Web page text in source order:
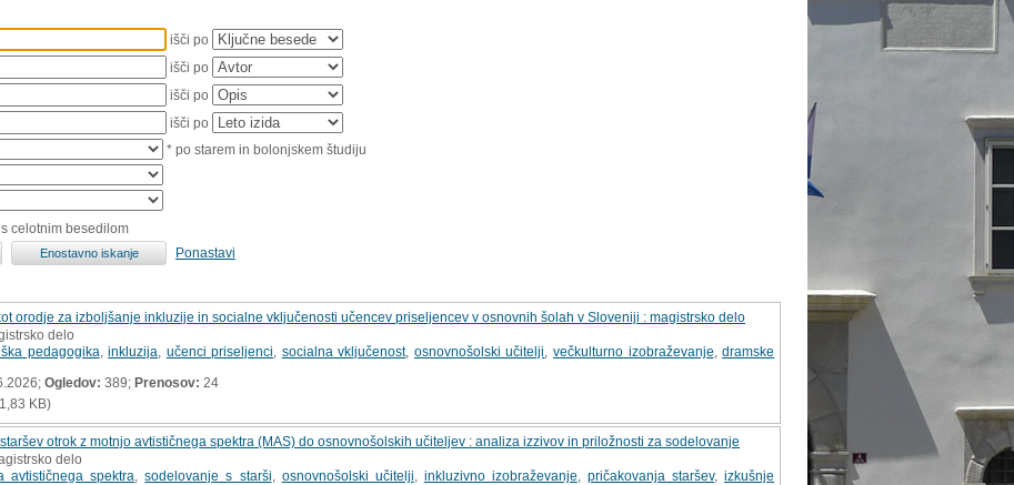
išči po
išči po
išči po
išči po
* po starem in bolonjskem študiju
celotnim besedilom
Ponastavi
orodje za izboljšanje inkluzije in socialne vključenosti učencev priseljencev v osnovnih šolah v Sloveniji : magistrsko delo
delo
pedagogika ,inkluzija učenci priseljenci socialna vključenost, osnovnošolski učitelji ,večkulturno izobraževanje ,dramske
Ogledov: 389; Prenosov: 24
KB)
otrok z motnjo avtističnega spektra (MAS) do osnovnošolskih učiteljev : analiza izzivov in priložnosti za sodelovanje
delo
avtističnega spektra ,sodelovanje s starši osnovnošolski učitelji inkluzivno izobraževanje pričakovanja staršev,izkušnje